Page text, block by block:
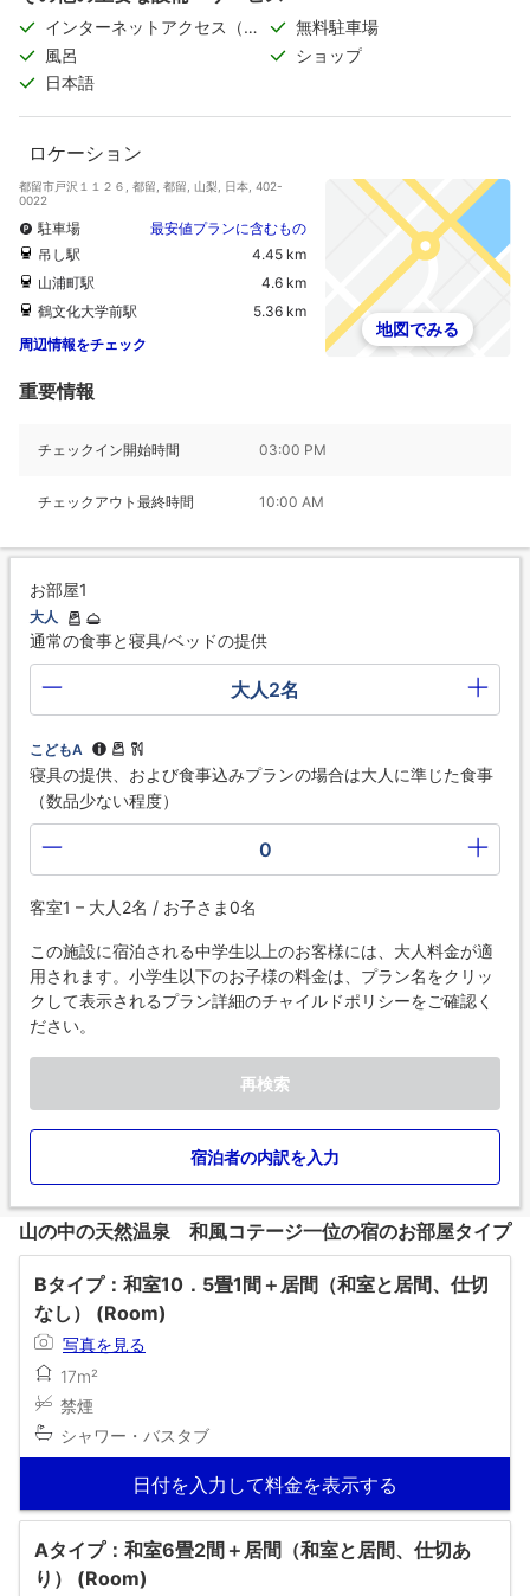
インターネットアクセス（無
料）
無料駐車場
風呂
ショップ
日本語
ロケーション
都留市戸沢１１２６, 都留, 都留, 山梨, 日本, 402-
0022
駐車場
最安値プランに含むもの
吊し駅
4.45 km
山浦町駅
4.6 km
鶴文化大学前駅
5.36 km
周辺情報をチェック
地図でみる
重要情報
チェックイン開始時間 03:00 PM
チェックアウト最終時間 10:00 AM
お部屋1
大人
通常の食事と寝具/ベッドの提供
大人2名
こどもA
寝具の提供、および食事込みプランの場合は大人に準じた食事
（数品少ない程度）
0
客室1 – 大人2名 / お子さま0名
この施設に宿泊される中学生以上のお客様には、大人料金が適
用されます。小学生以下のお子様の料金は、プラン名をクリッ
クして表示されるプラン詳細のチャイルドポリシーをご確認く
ださい。
再検索
宿泊者の内訳を入力
山の中の天然温泉 和風コテージ一位の宿のお部屋タイプ
Bタイプ：和室10．5畳1間＋居間（和室と居間、仕切
なし） (Room)
写真を見る
17m²
禁煙
シャワー・バスタブ
日付を入力して料金を表示する
Aタイプ：和室6畳2間＋居間（和室と居間、仕切あ
り） (Room)